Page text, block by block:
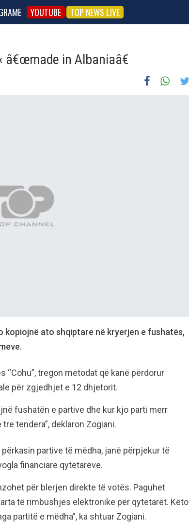
YOUTUBE TOP NEWS LIVE
in Albaniaâ€
kopiojnë ato shqiptare në kryerjen e fushatës,
“Cohu”, tregon metodat që kanë përdorur
për zgjedhjet e 12 dhjetorit.
fushatën e partive dhe kur kjo parti merr
tendera”, deklaron Zogiani.
partive të mëdha, janë përpjekur të
financiare qytetarëve.
për blerjen direkte të votës. Paguhet
të rimbushjes elektronike për qytetarët. Këto
partitë e mëdha”, ka shtuar Zogiani.